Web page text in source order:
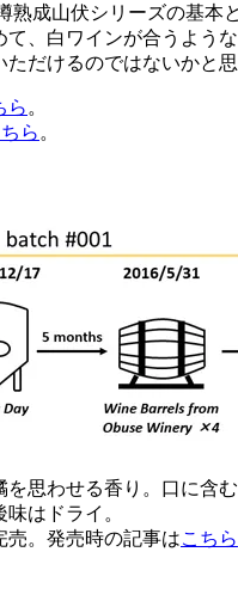
熟成山伏シリーズの基本
て、白ワインが合うよう
だけるのではないかと思
ら 。
ら 。
を思わせる香り。口に含
はドライ。
売。発売時の記事はこちら